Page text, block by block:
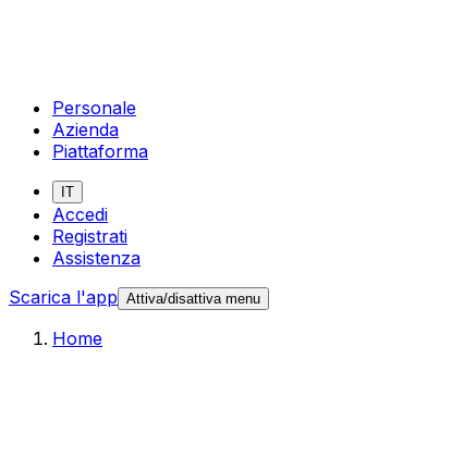
Personale
Azienda
Piattaforma
IT
Accedi
Registrati
Assistenza
Scarica l'app Attiva/disattiva menu
Home